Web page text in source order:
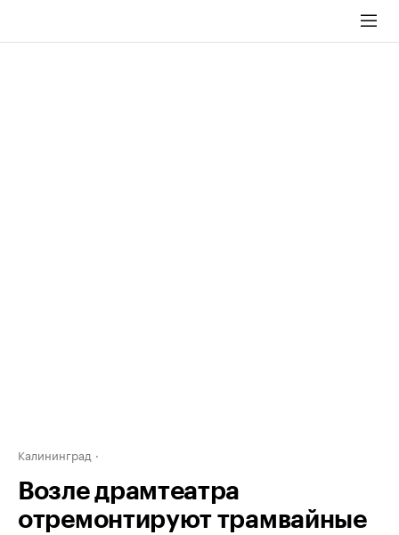
Калининград
Возле драмтеатра
отремонтируют трамвайные